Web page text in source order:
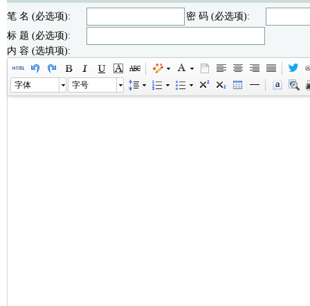
笔 名 (必选项):
密 码 (必选项):
标 题 (必选项):
内 容 (选填项):
字体 字号